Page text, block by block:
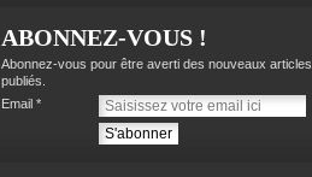
ABONNEZ-VOUS !
Abonnez-vous pour être averti des nouveaux articles
publiés.
Email